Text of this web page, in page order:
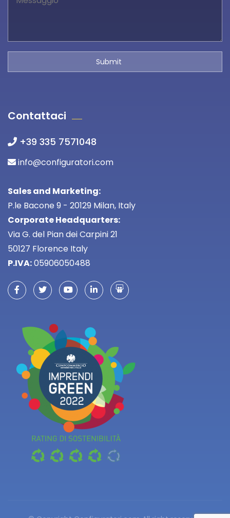
Contattaci
+39 335 7571048
info@configuratori.com
Sales and Marketing:
P.le Bacone 9 - 20129 Milan, Italy
Corporate Headquarters:
Via G. del Pian dei Carpini 21
50127 Florence Italy
P.IVA:05906050488